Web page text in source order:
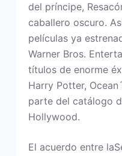
del príncipe,
caballero oscuro.
películas ya
Warner Bros.
títulos de enorme
Harry Potter,
parte del catálogo
Hollywood.
El acuerdo entre